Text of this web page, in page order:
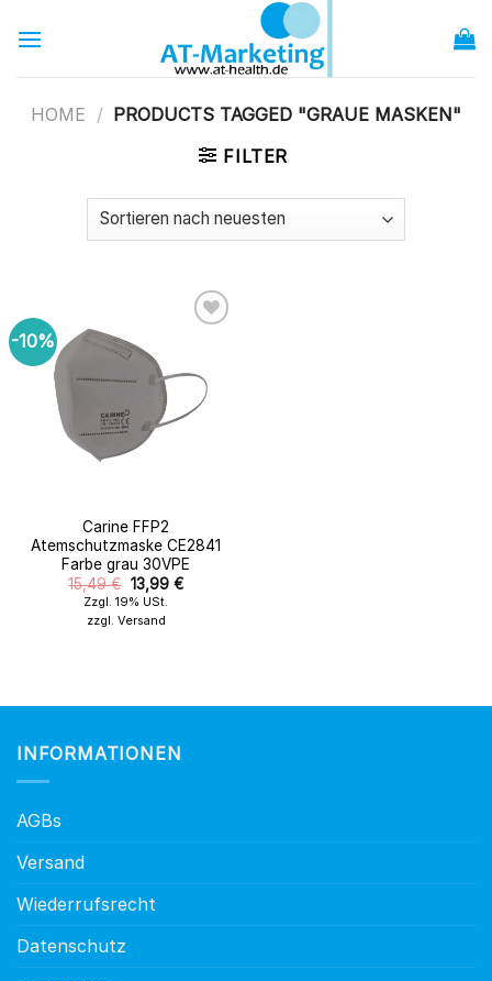
Inhalt
HOME / PRODUCTS TAGGED "GRAUE MASKEN"
FILTER
-10%
Wunschliste
hinzufügen
Carine FFP2
Atemschutzmaske CE2841
Farbe grau 30VPE
15,49€ Original
Preis
wurde:
15,49 €.
13,99 €Der
Zzgl. 19% USt.
zzgl. Versand
INFORMATIONEN
AGBs
Versand
Wiederrufsrecht
Datenschutz